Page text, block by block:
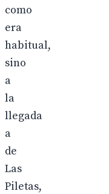
como
era
habitual,
sino
a
la
llegada
a
de
Las
Piletas,